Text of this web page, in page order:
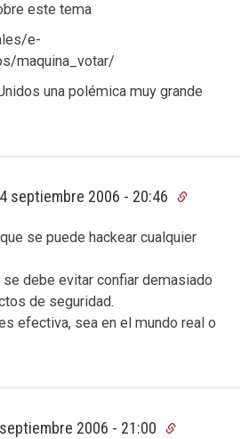
este tema
e-
maquina_votar/
una polémica muy grande
septiembre 2006 - 20:46
se puede hackear cualquier
debe evitar confiar demasiado
de seguridad.
efectiva, sea en el mundo real o
2006 - 21:00